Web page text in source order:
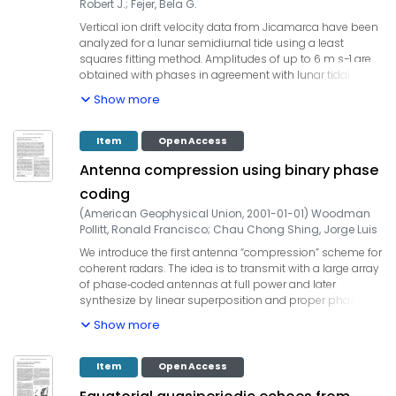
Robert J.; Fejer, Bela G.
Vertical ion drift velocity data from Jicamarca have been
analyzed for a lunar semidiurnal tide using a least
squares fitting method. Amplitudes of up to 6 m s−1 are
obtained with phases in agreement with lunar tidal
Variations between season, solar activity, and day to
in the southern summer. Much of the phase variation
with season is very similar for solar maximum and
minimum years. There is a summer to winter phase
change that is most distinct at solar maximum
nighttime. A day‐to‐night phase reversal can also been
seen in some seasons. Hints of this are also found in the
lunar tide in the F region height and in the magnetic
variations at Huancayo.
Show more
Item Open Access
Antenna compression using binary phase
coding
(American Geophysical Union, 2001-01-01) Woodman
Pollitt, Ronald Francisco; Chau Chong Shing, Jorge Luis
We introduce the first antenna “compression” scheme for
coherent radars. The idea is to transmit with a large array
of phase‐coded antennas at full power and later
synthesize by linear superposition and proper phasing,
a single antenna module of the array. The full “decoding”
power estimates of the signals of each code, so no extra
burden is added other than the summations. This
Show more
Item Open Access